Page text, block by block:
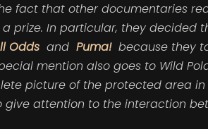
fact that other documentaries
prize. In particular, they decided
Odds and Puma!because they
mention also goes to Wild
picture of the protected area in
attention to the interaction